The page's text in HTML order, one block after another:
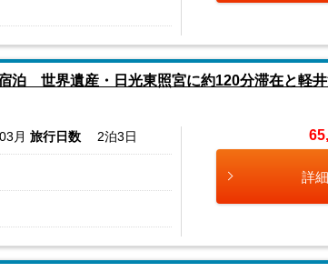
泊 世界遺産・日光東照宮に約120分滞在と軽
月 旅行日数 2泊3日
詳